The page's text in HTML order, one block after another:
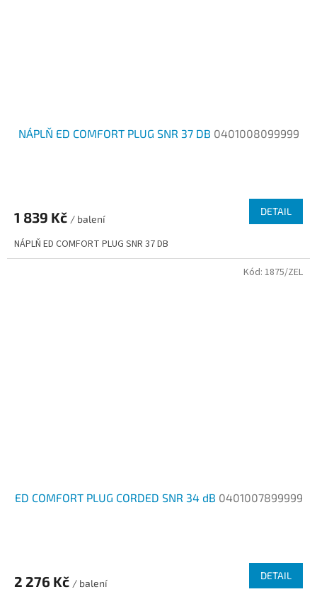
NÁPLŇ ED COMFORT PLUG SNR 37 DB 0401008099999
1 839 Kč / balení
DETAIL
NÁPLŇ ED COMFORT PLUG SNR 37 DB
ED COMFORT PLUG CORDED SNR 34 dB 0401007899999
2 276 Kč / balení
DETAIL
Kód: 1875/ZEL